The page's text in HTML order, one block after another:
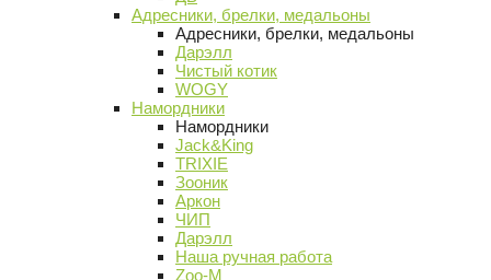
Адресники, брелки, медальоны
Адресники, брелки, медальоны
Дарэлл
Чистый котик
WOGY
Намордники
Намордники
Jack&King
TRIXIE
Зооник
Аркон
ЧИП
Дарэлл
Наша ручная работа
Zoo-M